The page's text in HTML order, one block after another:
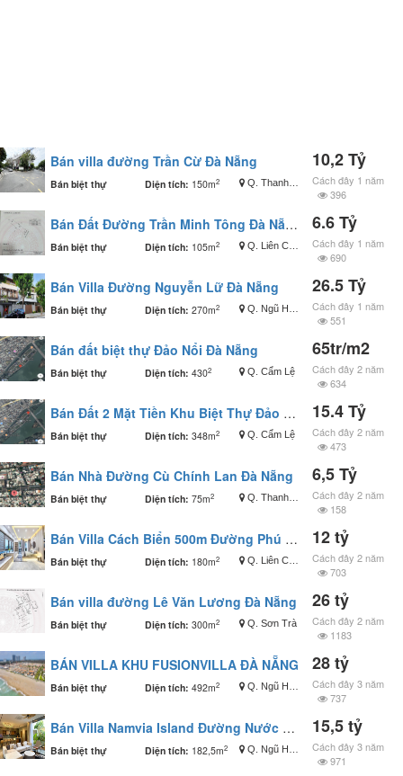
Bán villa đường Trần Cừ Đà Nẵng
Bán biệt thự Diện tích: 150m2 Q. Thanh Khê
10,2 Tỷ
Cách đây 1 năm
396
Bán Đất Đường Trần Minh Tông Đà Nẵng Thông Ra Biển
Bán biệt thự Diện tích: 105m2 Q. Liên Chiểu
6.6 Tỷ
Cách đây 1 năm
690
Bán Villa Đường Nguyễn Lữ Đà Nẵng
Bán biệt thự Diện tích: 270m2 Q. Ngũ Hành Sơn
26.5 Tỷ
Cách đây 1 năm
551
Bán đất biệt thự Đảo Nổi Đà Nẵng
Bán biệt thự Diện tích: 4302 Q. Cẩm Lệ
65tr/m2
Cách đây 2 năm
634
Bán Đất 2 Mặt Tiền Khu Biệt Thự Đảo Nổi Đà Nẵng
Bán biệt thự Diện tích: 348m2 Q. Cẩm Lệ
15.4 Tỷ
Cách đây 2 năm
473
Bán Nhà Đường Cù Chính Lan Đà Nẵng
Bán biệt thự Diện tích: 75m2 Q. Thanh Khê
6,5 Tỷ
Cách đây 2 năm
158
Bán Villa Cách Biển 500m Đường Phú Xuân Đà Nẵng
Bán biệt thự Diện tích: 180m2 Q. Liên Chiểu
12 tỷ
Cách đây 2 năm
703
Bán villa đường Lê Văn Lương Đà Nẵng
Bán biệt thự Diện tích: 300m2 Q. Sơn Trà
26 tỷ
Cách đây 2 năm
1183
BÁN VILLA KHU FUSIONVILLA ĐÀ NẴNG
Bán biệt thự Diện tích: 492m2 Q. Ngũ Hành Sơn
28 tỷ
Cách đây 3 năm
737
Bán Villa Namvia Island Đường Nước Mặn 1 Đà Nẵng
Bán biệt thự Diện tích: 182,5m2 Q. Ngũ Hành Sơn
15,5 tỷ
Cách đây 3 năm
971